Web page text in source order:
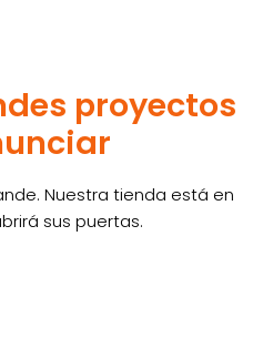
proyectos
Nuestra tienda está en
sus puertas.